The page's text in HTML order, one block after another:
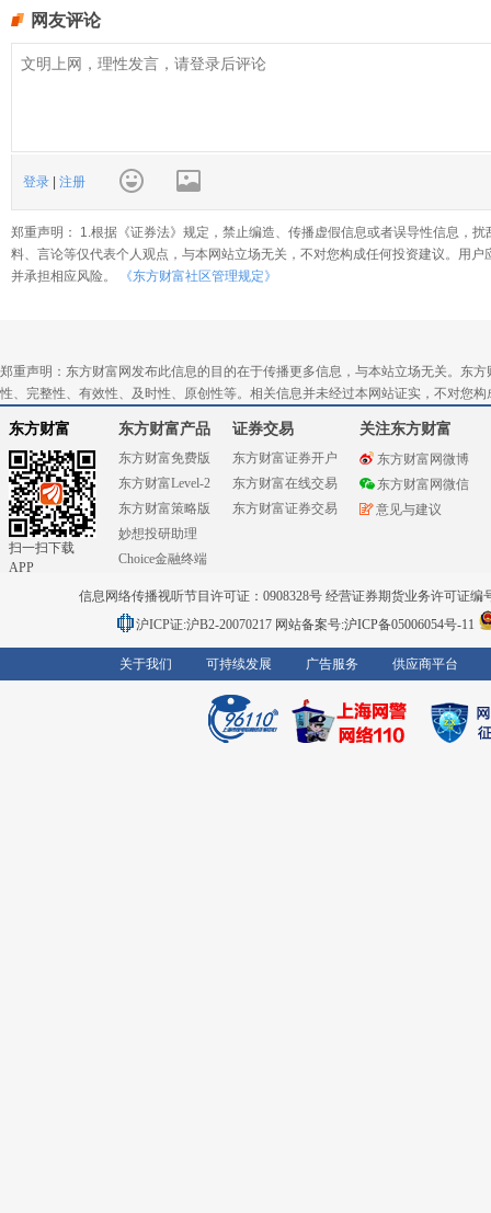
网友评论
登录 注册
郑重声明： 1.根据《证券法》规定，禁止编造、传播虚假信息或者误导性信息，
料、言论等仅代表个人观点，与本网站立场无关，不对您构成任何投资建议。用
并承担相应风险。
《东方财富社区管理规定》
郑重声明：东方财富网发布此信息的目的在于传播更多信息，与本站立场无关。东
性、完整性、有效性、及时性、原创性等。相关信息并未经过本网站证实，不对您
东方财富
扫一扫下载
APP
东方财富产品
东方财富免费版
东方财富Level-2
东方财富策略版
妙想投研助理
Choice金融终端
证券交易
东方财富证券开户
东方财富在线交易
东方财富证券交易
关注东方财富
东方财富网微博
东方财富网微信
意见与建议
信息网络传播视听节目许可证：0908328号 经营证券期货业务许可证编
沪ICP证:沪B2-20070217 网站备案号:沪ICP备05006054号-11
关于我们 可持续发展 广告服务 供应商平台